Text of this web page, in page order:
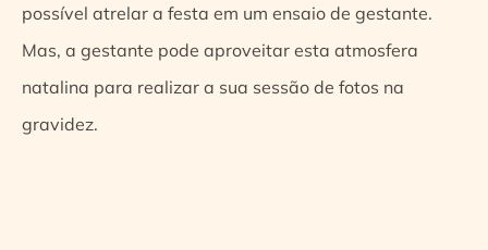
possível atrelar a festa em um ensaio de gestante.
Mas, a gestante pode aproveitar esta atmosfera
natalina para realizar a sua sessão de fotos na
gravidez.